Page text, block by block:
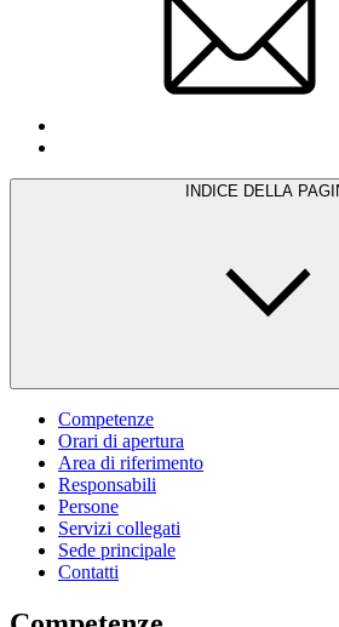
INDICE DELLA
Competenze
Orari di apertura
Area di riferimento
Responsabili
Persone
Servizi collegati
Sede principale
Contatti